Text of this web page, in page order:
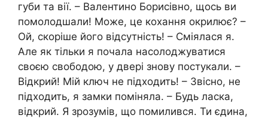
губи та вії. – Валентино Борисівно, щось ви
помолодшали! Може, це кохання окрилює? –
Ой, скоріше його відсутність! – Сміялася я.
Але як тільки я почала насолоджуватися
своєю свободою, у двері знову постукали. –
Відкрий! Мій ключ не підходить! – Звісно, не
підходить, я замки поміняла. – Будь ласка,
відкрий. Я зрозумів, що помилився. Ти єдина,